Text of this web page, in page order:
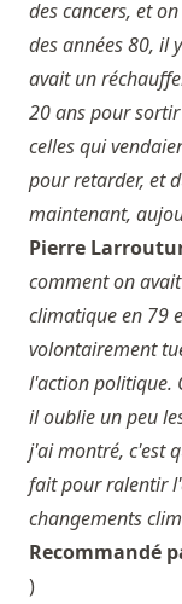
des cancers, et
des années 80, il
avait un
20 ans pour
celles qui
pour retarder, et
maintenant,
Pierre
comment on
climatique en 79
volontairement
l'action politique.
il oublie un peu
j'ai montré, c'est
fait pour ralentir
changements
Recommandé
)